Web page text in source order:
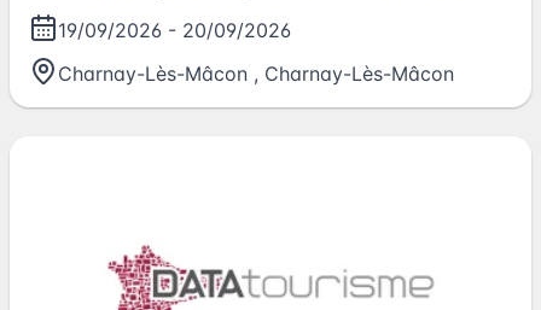
19/09/2026 - 20/09/2026
Charnay-Lès-Mâcon , Charnay-Lès-Mâcon